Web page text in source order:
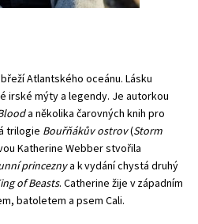
Atlantského oceánu. Lásku
irské mýty a legendy. Je autorkou
a několika čarovných knih pro
trilogie Bouřňákův ostrov(Storm
Katherine Webber stvořila
princeznya k vydání chystá druhý
of Beasts. Catherine žije v západním
batoletem a psem Cali.